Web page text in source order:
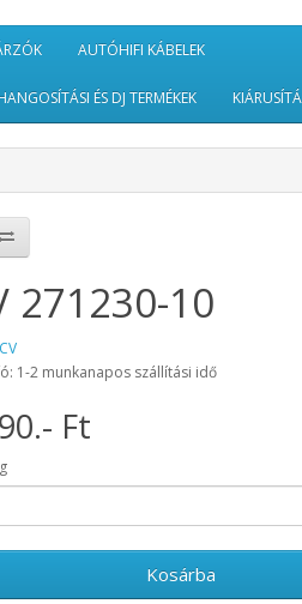
AUTÓHIFI KÁBELEK
ÉS DJ TERMÉKEK
271230-10
1-2 munkanapos szállítási idő
Ft
Kosárba